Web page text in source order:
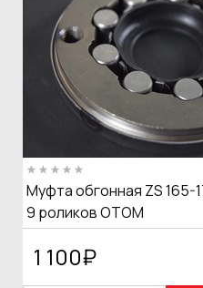
Муфта обгонная ZS 165-
9 роликов OTOM
1 100₽